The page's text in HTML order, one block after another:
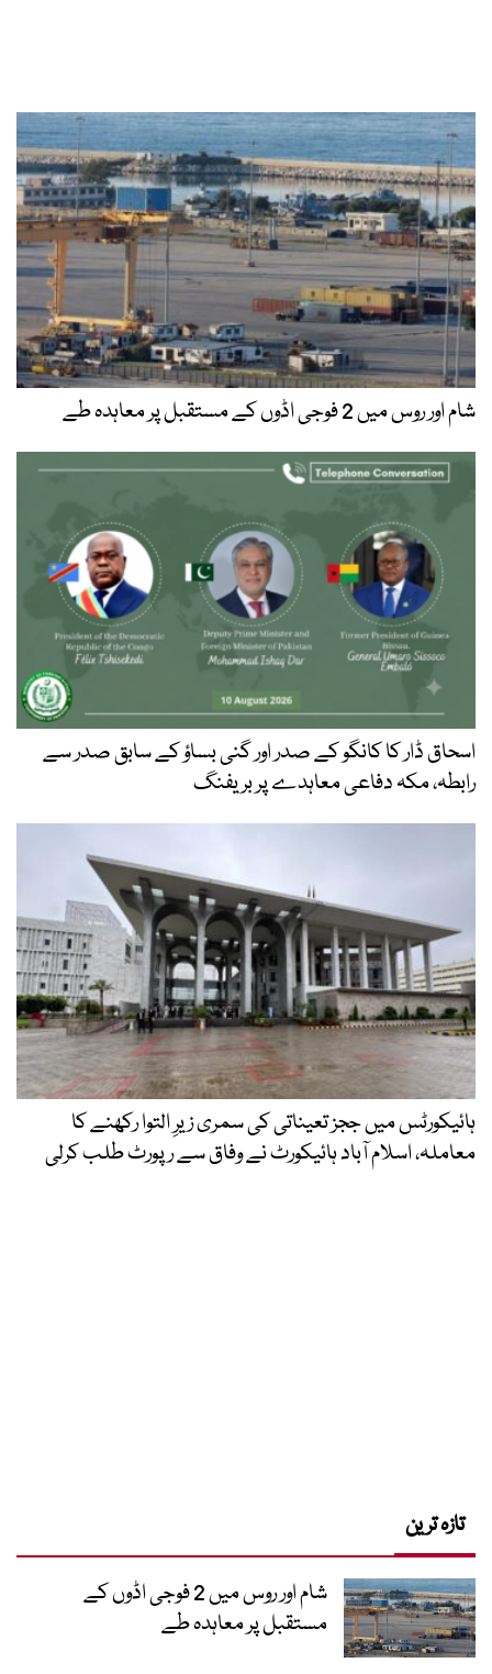
شام اور روس میں 2 فوجی اڈوں کے مستقبل پر معاہدہ طے
اسحاق ڈار کا کانگو کے صدر اور گنی بساؤ کے سابق صدر سے
رابطہ، مکہ دفاعی معاہدے پر بریفنگ
ہائیکورٹس میں ججز تعیناتی کی سمری زیرِ التوا رکھنے کا
معاملہ، اسلام آباد ہائیکورٹ نے وفاق سے رپورٹ طلب کرلی
تازہ ترین
شام اور روس میں 2 فوجی اڈوں کے
مستقبل پر معاہدہ طے